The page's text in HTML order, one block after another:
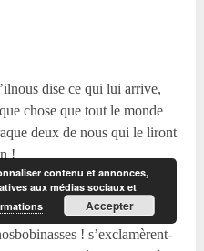
dise ce qui lui arrive,
chose que tout le monde
deux de nous qui le liront
!
! s’exclamèrent-
contenu et annonces,
aux médias sociaux et
Accepter